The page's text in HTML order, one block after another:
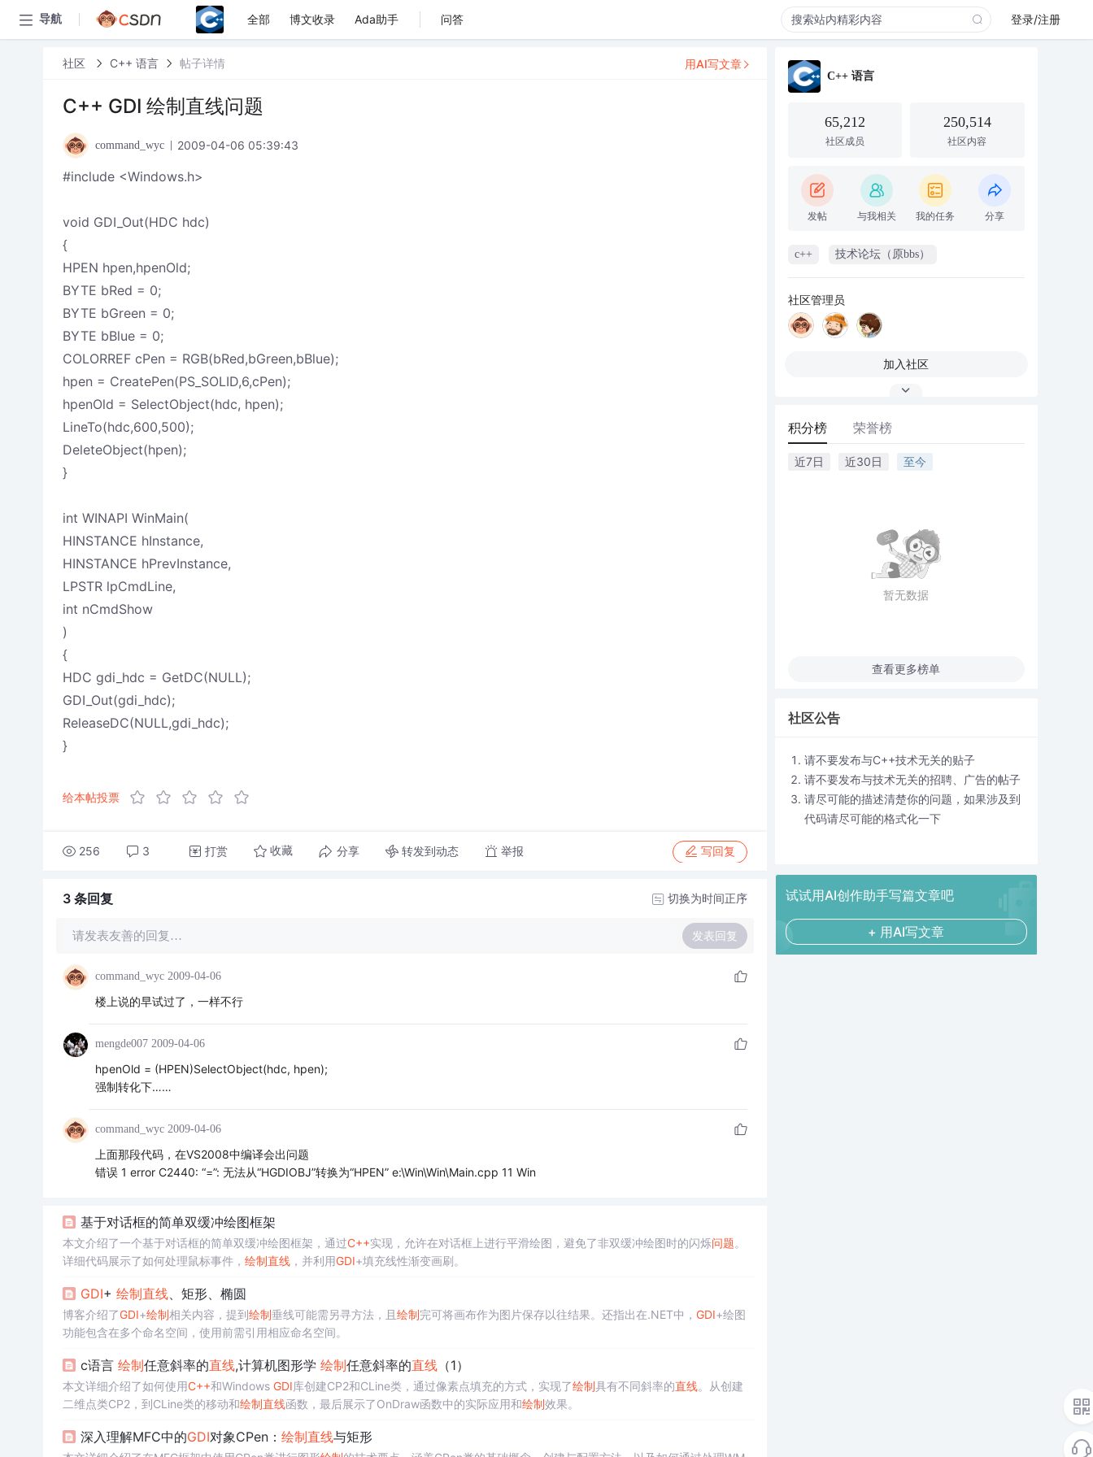
导航 全部 博文收录 Ada助手 问答 登录/注册
社区 C++ 语言 帖子详情
C++ GDI 绘制直线问题
command_wyc 2009-04-06 05:39:43
#include <Windows.h>
void GDI_Out(HDC hdc)
{
HPEN hpen,hpenOld;
BYTE bRed = 0;
BYTE bGreen = 0;
BYTE bBlue = 0;
COLORREF cPen = RGB(bRed,bGreen,bBlue);
hpen = CreatePen(PS_SOLID,6,cPen);
hpenOld = SelectObject(hdc, hpen);
LineTo(hdc,600,500);
DeleteObject(hpen);
}
int WINAPI WinMain(
HINSTANCE hInstance,
HINSTANCE hPrevInstance,
LPSTR lpCmdLine,
int nCmdShow
)
{
HDC gdi_hdc = GetDC(NULL);
GDI_Out(gdi_hdc);
ReleaseDC(NULL,gdi_hdc);
}
给本帖投票
256 3 打赏 收藏 分享 转发到动态 举报 写回复
用AI写文章
3 条回复 切换为时间正序
请发表友善的回复… 发表回复
command_wyc 2009-04-06
楼上说的早试过了，一样不行
mengde007 2009-04-06
hpenOld = (HPEN)SelectObject(hdc, hpen);
强制转化下……
command_wyc 2009-04-06
上面那段代码，在VS2008中编译会出问题
错误 1 error C2440: “=”: 无法从“HGDIOBJ”转换为“HPEN” e:\Win\Win\Main.cpp 11 Win
基于对话框的简单双缓冲绘图框架
本文介绍了一个基于对话框的简单双缓冲绘图框架，通过C++实现，允许在对话框上进行平滑绘图，避免了非双缓冲绘图时的闪烁问题。
详细代码展示了如何处理鼠标事件， 绘制直线，并利用GDI+填充线性渐变画刷。
GDI+ 绘制直线、矩形、椭圆
博客介绍了GDI+绘制相关内容，提到绘制垂线可能需另寻方法，且绘制完可将画布作为图片保存以往结果。还指出在.NET中， GDI+绘图
功能包含在多个命名空间，使用前需引用相应命名空间。
c语言 绘制任意斜率的直线,计算机图形学 绘制任意斜率的直线（1）
本文详细介绍了如何使用C++和Windows GDI库创建CP2和CLine类，通过像素点填充的方式，实现了绘制具有不同斜率的直线。从创建
二维点类CP2，到CLine类的移动和绘制直线函数，最后展示了OnDraw函数中的实际应用和绘制效果。
深入理解MFC中的GDI对象CPen： 绘制直线与矩形
C++ 语言
65,212
社区成员
250,514
社区内容
发帖 与我相关 我的任务 分享
c++ 技术论坛（原bbs）
社区管理员
加入社区
积分榜 荣誉榜
近7日 近30日 至今
暂无数据
查看更多榜单
社区公告
请不要发布与C++技术无关的贴子
请不要发布与技术无关的招聘、广告的帖子
请尽可能的描述清楚你的问题，如果涉及到
代码请尽可能的格式化一下
试试用AI创作助手写篇文章吧
+ 用AI写文章